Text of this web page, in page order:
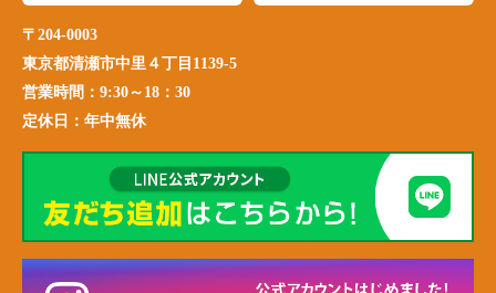
〒204-0003
東京都清瀬市中里４丁目1139-5
営業時間： 9:30～18：30
定休日： 年中無休